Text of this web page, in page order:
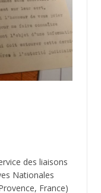
des liaisons
Nationales
France)